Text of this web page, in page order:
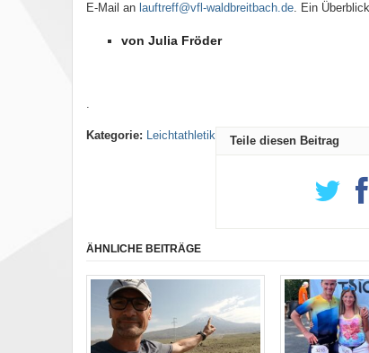
E-Mail an lauftreff@vfl-waldbreitbach.de. Ein
von Julia Fröder
.
Kategorie: Leichtathletik Teile diesen Beitrag
ÄHNLICHE BEITRÄGE